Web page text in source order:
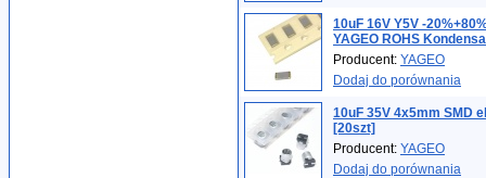
10uF 16V Y5V -
YAGEO ROHS
Producent: YAGEO
Dodaj do porównania
10uF 35V 4x5mm SMD
[20szt]
Producent: YAGEO
Dodaj do porównania